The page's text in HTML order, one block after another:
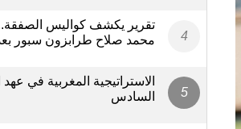
تقرير يكشف كواليس الصفقة..
محمد صلاح طرابزون سبور بعد
الاستراتيجية المغربية في
السادس